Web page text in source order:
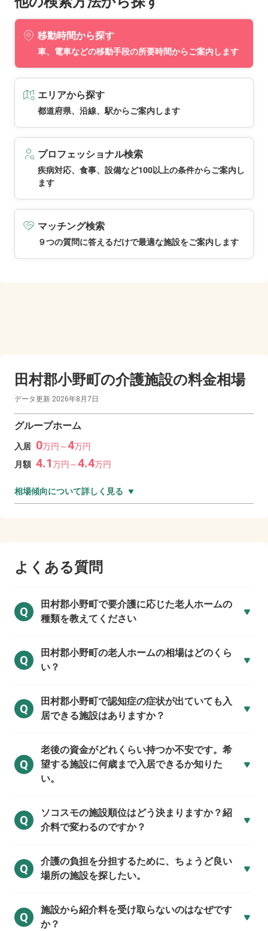
移動時間から探す
車、電車などの移動手段の所要時間からご案内します
エリアから探す
都道府県、沿線、駅からご案内します
プロフェッショナル検索
疾病対応、食事、設備など100以上の条件からご案内し
ます
マッチング検索
９つの質問に答えるだけで最適な施設をご案内します
田村郡小野町の介護施設の料金相場
データ更新 2026年8月7日
グループホーム
入居 0万円～4万円
月額 4.1万円～4.4万円
相場傾向について詳しく見る
よくある質問
Q
田村郡小野町で要介護に応じた老人ホームの
種類を教えてください
Q
田村郡小野町の老人ホームの相場はどのくら
い？
Q
田村郡小野町で認知症の症状が出ていても入
居できる施設はありますか？
Q
老後の資金がどれくらい持つか不安です。希
望する施設に何歳まで入居できるか知りた
い。
Q
ソコスモの施設順位はどう決まりますか？紹
介料で変わるのですか？
Q
介護の負担を分担するために、ちょうど良い
場所の施設を探したい。
Q
施設から紹介料を受け取らないのはなぜです
か？